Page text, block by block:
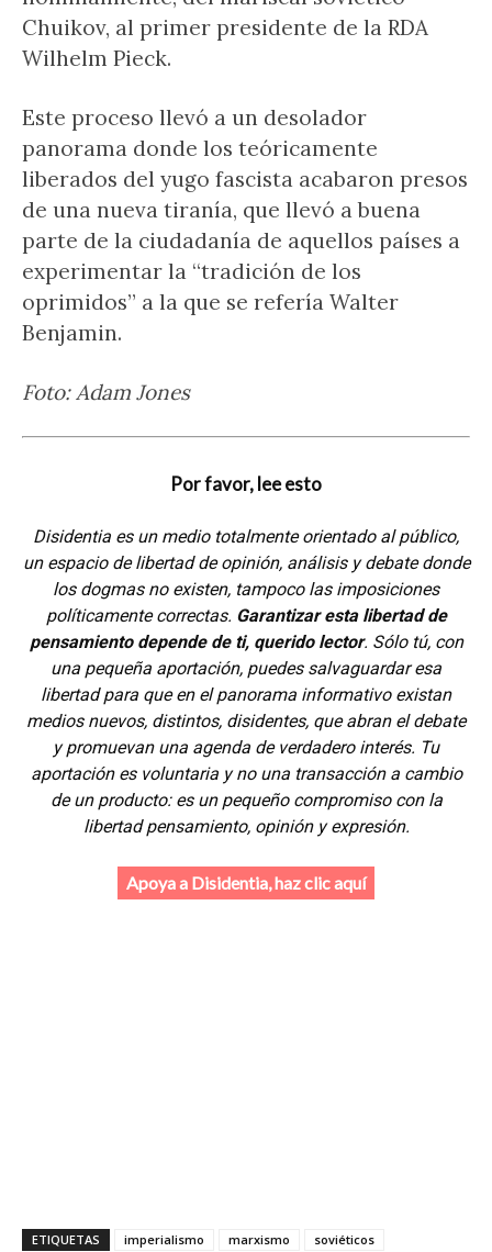
Chuikov, al primer presidente de la RDA
Wilhelm Pieck.
Este proceso llevó a un desolador
panorama donde los teóricamente
liberados del yugo fascista acabaron presos
de una nueva tiranía, que llevó a buena
parte de la ciudadanía de aquellos países a
experimentar la “tradición de los
oprimidos” a la que se refería Walter
Benjamin.
Foto: Adam Jones
Por favor, lee esto
Disidentia es un medio totalmente orientado al público,
un espacio de libertad de opinión, análisis y debate donde
los dogmas no existen, tampoco las imposiciones
políticamente correctas. Garantizar esta libertad de
pensamiento depende de ti, querido lector. Sólo tú, con
una pequeña aportación, puedes salvaguardar esa
libertad para que en el panorama informativo existan
medios nuevos, distintos, disidentes, que abran el debate
y promuevan una agenda de verdadero interés. Tu
aportación es voluntaria y no una transacción a cambio
de un producto: es un pequeño compromiso con la
libertad pensamiento, opinión y expresión.
Apoya a Disidentia, haz clic aquí
ETIQUETAS imperialismo marxismo soviéticos